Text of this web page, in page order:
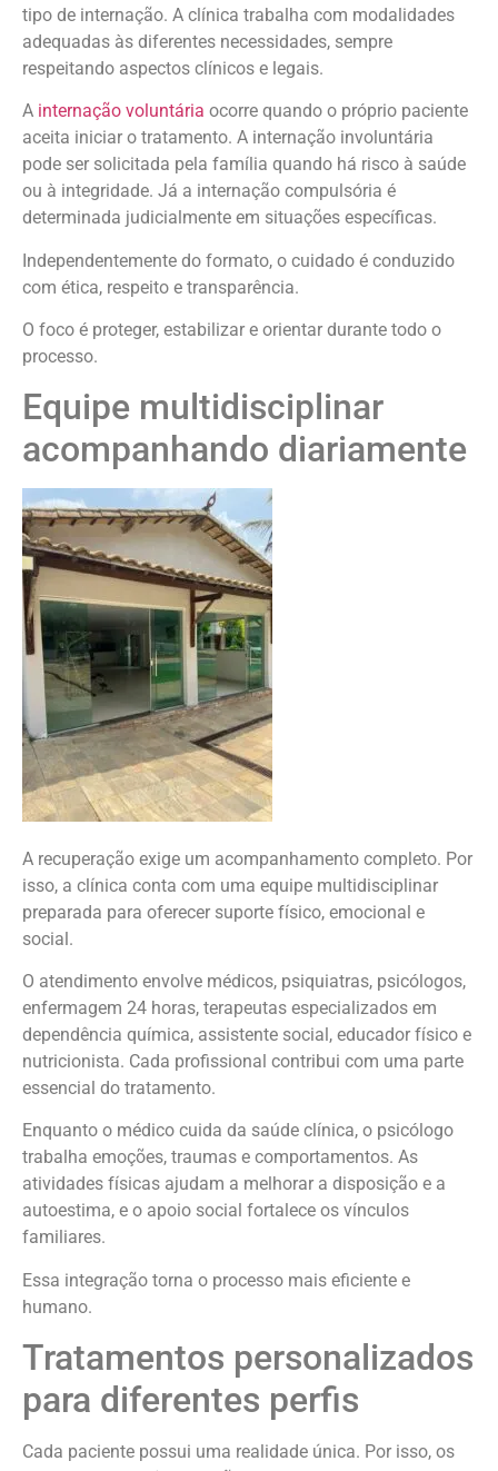
tipo de internação. A clínica trabalha com modalidades
adequadas às diferentes necessidades, sempre
respeitando aspectos clínicos e legais.
A internação voluntária ocorre quando o próprio paciente
aceita iniciar o tratamento. A internação involuntária
pode ser solicitada pela família quando há risco à saúde
ou à integridade. Já a internação compulsória é
determinada judicialmente em situações específicas.
Independentemente do formato, o cuidado é conduzido
com ética, respeito e transparência.
O foco é proteger, estabilizar e orientar durante todo o
processo.
Equipe multidisciplinar
acompanhando diariamente
A recuperação exige um acompanhamento completo. Por
isso, a clínica conta com uma equipe multidisciplinar
preparada para oferecer suporte físico, emocional e
social.
O atendimento envolve médicos, psiquiatras, psicólogos,
enfermagem 24 horas, terapeutas especializados em
dependência química, assistente social, educador físico e
nutricionista. Cada profissional contribui com uma parte
essencial do tratamento.
Enquanto o médico cuida da saúde clínica, o psicólogo
trabalha emoções, traumas e comportamentos. As
atividades físicas ajudam a melhorar a disposição e a
autoestima, e o apoio social fortalece os vínculos
familiares.
Essa integração torna o processo mais eficiente e
humano.
Tratamentos personalizados
para diferentes perfis
Cada paciente possui uma realidade única. Por isso, os